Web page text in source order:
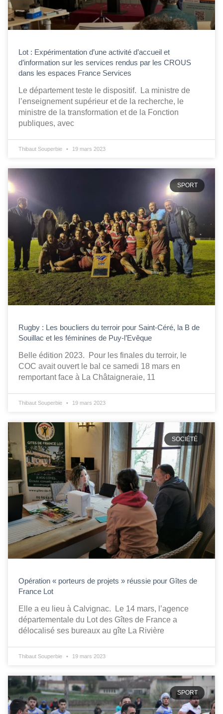
Lot : Expérimentation d’une activité d’accueil et
d’information sur les services rendus par les CROUS
dans les espaces France Services
Le département teste le dispositif. La ministre de
l’enseignement supérieur et de la recherche, le
ministre de la transformation et de la Fonction
publiques, avec
Thibaut Souperbie 19 mars 2023
SPORT
Rugby : Les boucliers du terroir pour Saint-Céré, la B de
Souillac et les féminines de Puy-l’Evêque
Belle édition 2023. Pour les finales du terroir, le
COC avait ouvert le bal ce samedi 18 mars en
remportant face à La Châtaigneraie, 11
Thibaut Souperbie 19 mars 2023
SOCIÉTÉ
Opération « porteurs de projets » réussie pour Gîtes de
France Lot
Elle a eu lieu à Calvignac. Le 14 mars, l’agence
départementale du Lot des Gîtes de France a
délocalisé ses bureaux au gîte La Rivière
Thibaut Souperbie 19 mars 2023
SPORT